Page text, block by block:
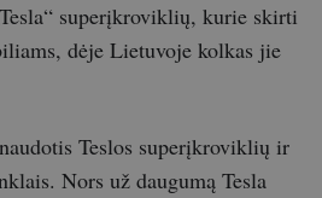
superįkroviklių, kurie skirti
dėje Lietuvoje kolkas jie
Teslos superįkroviklių ir
Nors už daugumą Tesla